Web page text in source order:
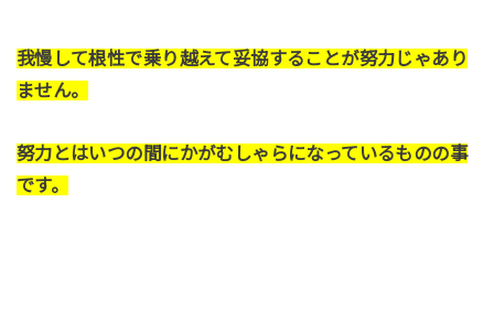
我慢して根性で乗り越えて妥協することが努力じゃあり
ません。
努力とはいつの間にかがむしゃらになっているものの事
です。